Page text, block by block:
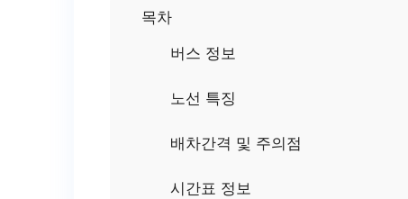
목차
버스 정보
노선 특징
배차간격 및 주의점
시간표 정보